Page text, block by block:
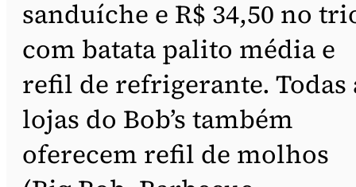
sanduíche e R$ 34,50 no
com batata palito média e
refil de refrigerante. Todas
lojas do Bob’s também
oferecem refil de molhos